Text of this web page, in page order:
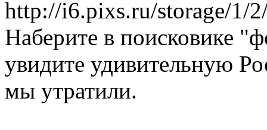
http://i6.pixs.ru/storage/1/
Наберите в поисковике
увидите удивительную
мы утратили.